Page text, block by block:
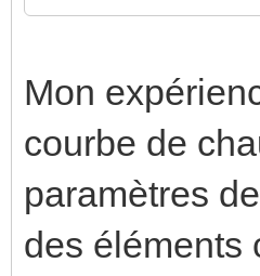
Mon
courbe de
paramètres
des éléments